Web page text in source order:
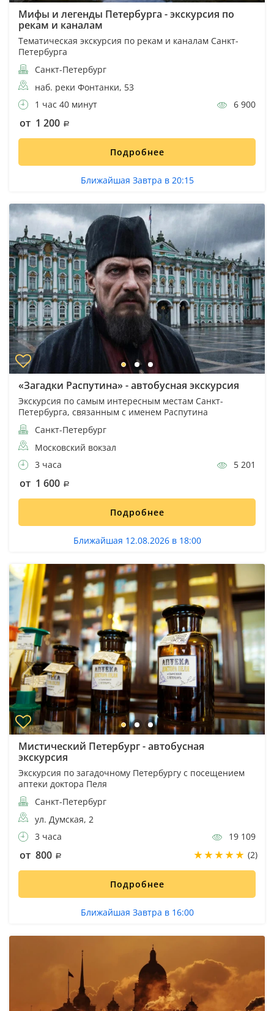
Мифы и легенды Петербурга - экскурсия по
рекам и каналам
Тематическая экскурсия по рекам и каналам Санкт-
Петербурга
Санкт-Петербург
наб. реки Фонтанки, 53
1 час 40 минут
6 900
от 1 200
Подробнее
Ближайшая Завтра в 20:15
«Загадки Распутина» - автобусная экскурсия
Экскурсия по самым интересным местам Санкт-
Петербурга, связанным с именем Распутина
Санкт-Петербург
Московский вокзал
3 часа
5 201
от 1 600
Подробнее
Ближайшая 12.08.2026 в 18:00
Мистический Петербург - автобусная
экскурсия
Экскурсия по загадочному Петербургу с посещением
аптеки доктора Пеля
Санкт-Петербург
ул. Думская, 2
3 часа
19 109
от 800 (2)
Подробнее
Ближайшая Завтра в 16:00